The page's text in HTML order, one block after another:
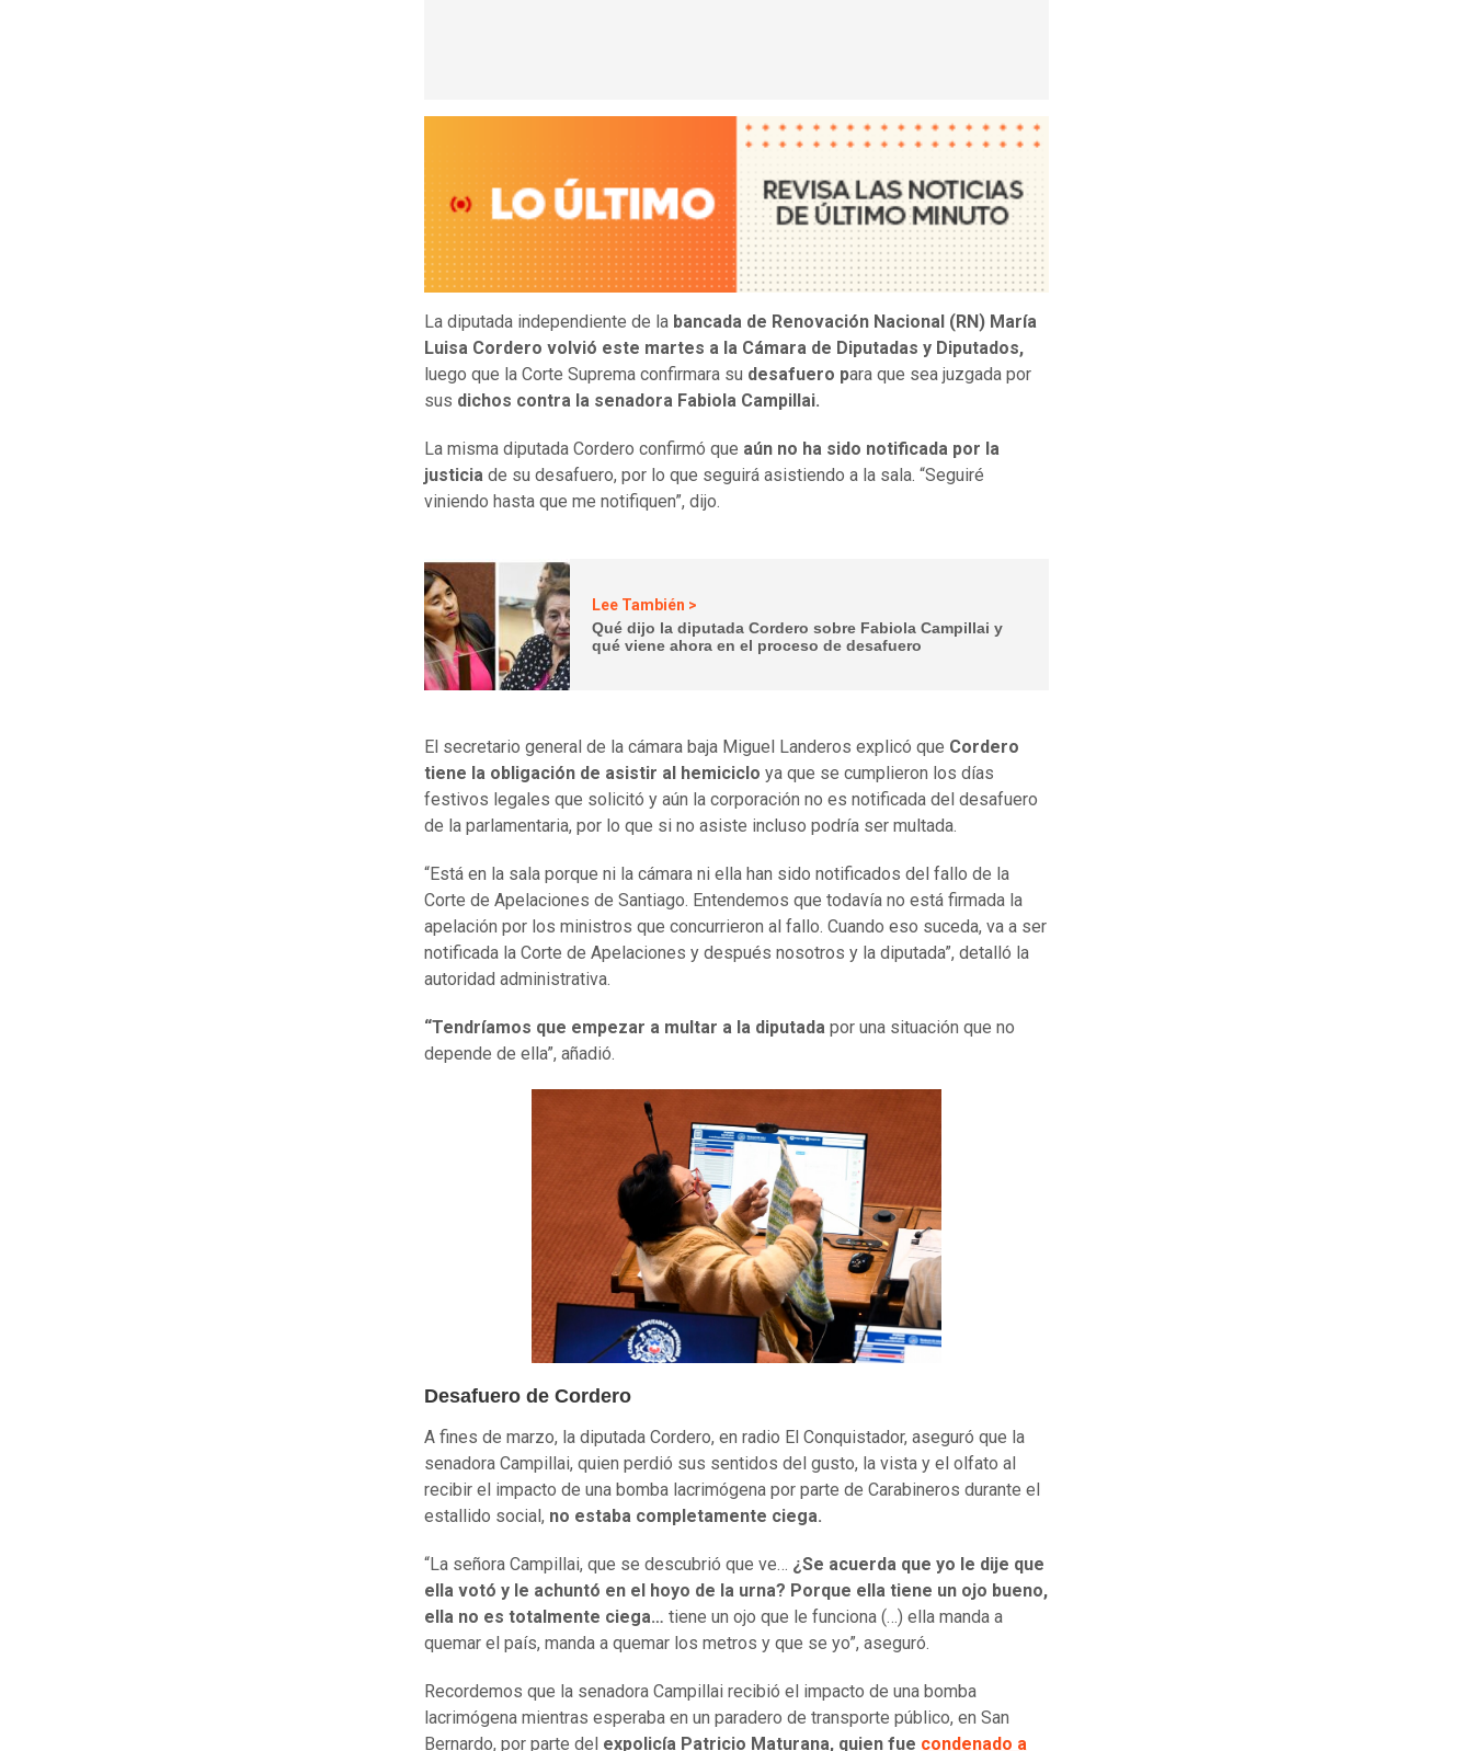
La diputada independiente de la bancada de Renovación Nacional (RN) María
Luisa Cordero volvió este martes a la Cámara de Diputadas y Diputados,
luego que la Corte Suprema confirmara su desafuero para que sea juzgada por
sus dichos contra la senadora Fabiola Campillai.
La misma diputada Cordero confirmó que aún no ha sido notificada por la
justicia de su desafuero, por lo que seguirá asistiendo a la sala. “Seguiré
viniendo hasta que me notifiquen”, dijo.
Lee También >
Qué dijo la diputada Cordero sobre Fabiola Campillai y
qué viene ahora en el proceso de desafuero
El secretario general de la cámara baja Miguel Landeros explicó que Cordero
tiene la obligación de asistir al hemiciclo ya que se cumplieron los días
festivos legales que solicitó y aún la corporación no es notificada del desafuero
de la parlamentaria, por lo que si no asiste incluso podría ser multada.
“Está en la sala porque ni la cámara ni ella han sido notificados del fallo de la
Corte de Apelaciones de Santiago. Entendemos que todavía no está firmada la
apelación por los ministros que concurrieron al fallo. Cuando eso suceda, va a ser
notificada la Corte de Apelaciones y después nosotros y la diputada”, detalló la
autoridad administrativa.
“Tendríamos que empezar a multar a la diputada por una situación que no
depende de ella”, añadió.
Desafuero de Cordero
A fines de marzo, la diputada Cordero, en radio El Conquistador, aseguró que la
senadora Campillai, quien perdió sus sentidos del gusto, la vista y el olfato al
recibir el impacto de una bomba lacrimógena por parte de Carabineros durante el
estallido social, no estaba completamente ciega.
“La señora Campillai, que se descubrió que ve… ¿Se acuerda que yo le dije que
ella votó y le achuntó en el hoyo de la urna? Porque ella tiene un ojo bueno,
ella no es totalmente ciega… tiene un ojo que le funciona (…) ella manda a
quemar el país, manda a quemar los metros y que se yo”, aseguró.
Recordemos que la senadora Campillai recibió el impacto de una bomba
lacrimógena mientras esperaba en un paradero de transporte público, en San
Bernardo, por parte del expolicía Patricio Maturana, quien fue condenado a